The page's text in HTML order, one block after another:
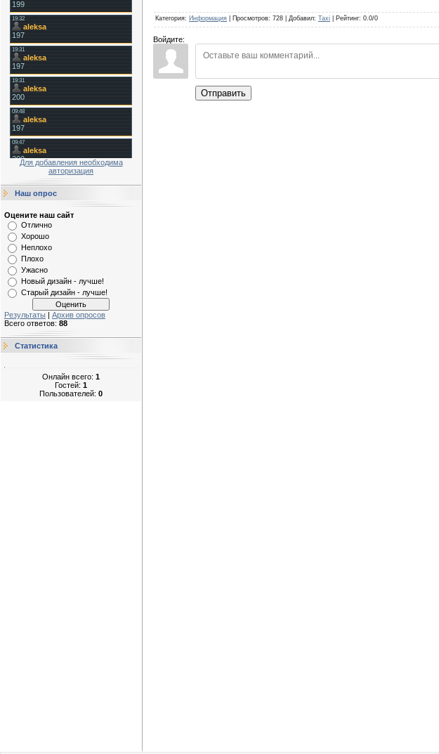
Для добавления необходима
авторизация
Наш опрос
Оцените наш сайт
Отлично
Хорошо
Неплохо
Плохо
Ужасно
Новый дизайн - лучше!
Старый дизайн - лучше!
Результаты | Архив опросов
Всего ответов: 88
Статистика
Онлайн всего: 1
Гостей: 1
Пользователей: 0
Категория: Информация Просмотров: 728 Добавил: Taxi Рейтинг: 0.0/0
Войдите:
Отправить